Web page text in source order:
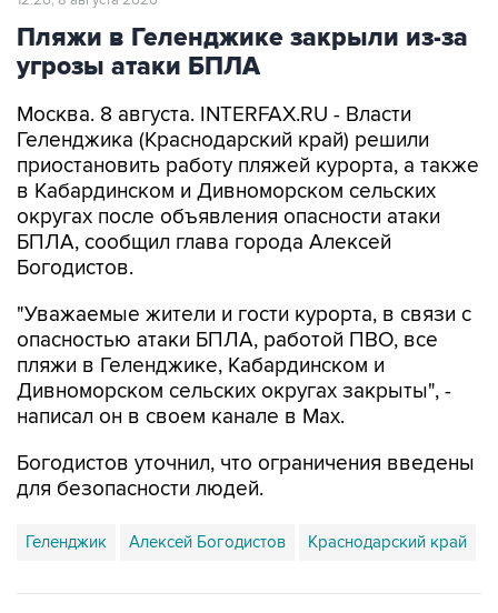
Пляжи в Геленджике закрыли из-за
угрозы атаки БПЛА
Москва. 8 августа. INTERFAX.RU - Власти
Геленджика (Краснодарский край) решили
приостановить работу пляжей курорта, а также
в Кабардинском и Дивноморском сельских
округах после объявления опасности атаки
БПЛА, сообщил глава города Алексей
Богодистов.
"Уважаемые жители и гости курорта, в связи с
опасностью атаки БПЛА, работой ПВО, все
пляжи в Геленджике, Кабардинском и
Дивноморском сельских округах закрыты", -
написал он в своем канале в Max.
Богодистов уточнил, что ограничения введены
для безопасности людей.
Геленджик Алексей Богодистов Краснодарский край